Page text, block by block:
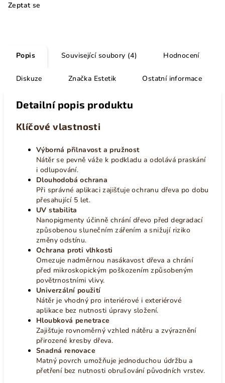
Zeptat se
Popis Související soubory (4) Hodnocení
Diskuze Značka Estetik Ostatní informace
Detailní popis produktu
Klíčové vlastnosti
Výborná přilnavost a pružnost
Nátěr se pevně váže k podkladu a odolává praskání
i odlupování.
Dlouhodobá ochrana
Při správné aplikaci zajišťuje ochranu dřeva po dobu
přesahující 5 let.
UV stabilita
Nanopigmenty účinně chrání dřevo před degradací
způsobenou slunečním zářením a snižují riziko
změny odstínu.
Ochrana proti vlhkosti
Omezuje nadměrnou nasákavost dřeva a chrání
před mikroskopickým poškozením způsobeným
povětrnostními vlivy.
Univerzální použití
Nátěr je vhodný pro interiérové i exteriérové
aplikace bez nutnosti úpravy složení.
Hloubková penetrace
Zajišťuje rovnoměrný vzhled nátěru a zvýraznění
přirozené kresby dřeva.
Snadná renovace
Matný povrch umožňuje jednoduchou údržbu a
přetření bez nutnosti obrušování původních vrstev.